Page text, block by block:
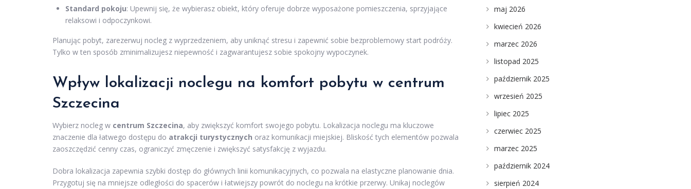
Standard pokoju: Upewnij się, że wybierasz obiekt, który oferuje dobrze wyposażone pomieszczenia, sprzyjające
relaksowi i odpoczynkowi.
Planując pobyt, zarezerwuj nocleg z wyprzedzeniem, aby uniknąć stresu i zapewnić sobie bezproblemowy start podróży.
Tylko w ten sposób zminimalizujesz niepewność i zagwarantujesz sobie spokojny wypoczynek.
Wpływ lokalizacji noclegu na komfort pobytu w centrum
Szczecina
Wybierz nocleg w centrum Szczecina, aby zwiększyć komfort swojego pobytu. Lokalizacja noclegu ma kluczowe
znaczenie dla łatwego dostępu do atrakcji turystycznych oraz komunikacji miejskiej. Bliskość tych elementów pozwala
zaoszczędzić cenny czas, ograniczyć zmęczenie i zwiększyć satysfakcję z wyjazdu.
Dobra lokalizacja zapewnia szybki dostęp do głównych linii komunikacyjnych, co pozwala na elastyczne planowanie dnia.
Przygotuj się na mniejsze odległości do spacerów i łatwiejszy powrót do noclegu na krótkie przerwy. Unikaj noclegów
maj 2026
kwiecień 2026
marzec 2026
listopad 2025
październik 2025
wrzesień 2025
lipiec 2025
czerwiec 2025
marzec 2025
październik 2024
sierpień 2024